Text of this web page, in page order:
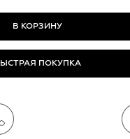
ПОКУПКА